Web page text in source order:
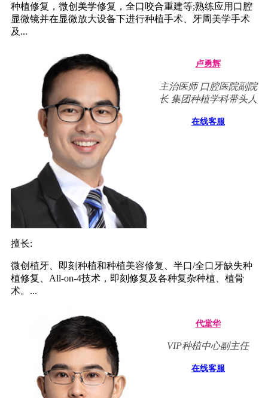
种植修复，微创美学修复，全口咬合重建等;熟练应用口腔
显微镜并在显微放大设备下进行种植手术、牙周美学手术
及...
卢勇辉
主治医师 口腔医院副院
长 集团种植学科带头人
在线客服
擅长:
微创植牙、即刻种植和种植美容修复、半口/全口牙缺失种
植修复、All-on-4技术，即刻修复及各种复杂种植、植骨
术。...
代堂华
VIP种植中心副主任
在线客服